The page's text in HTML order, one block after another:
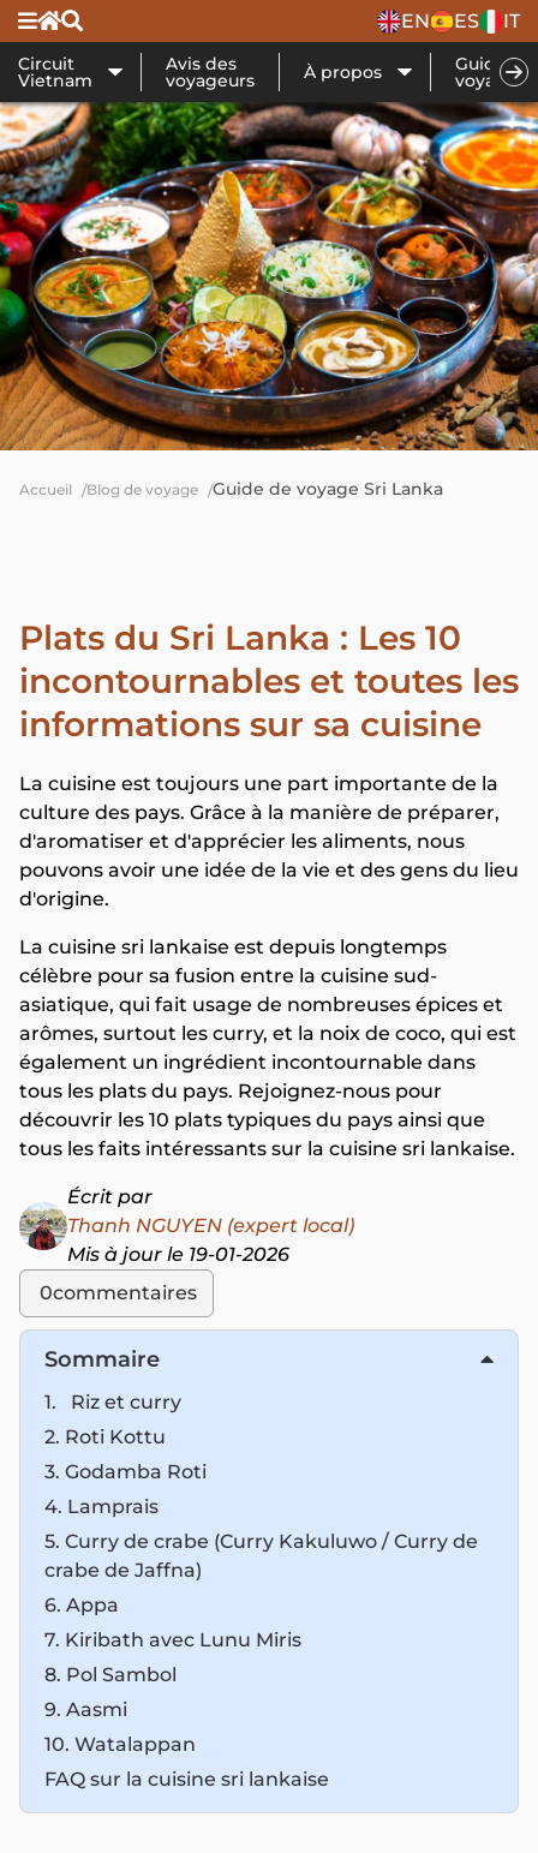
EN ES IT
Circuit
Vietnam
Avis des
voyageurs À propos Guide de
voyage
Accueil Blog de voyage Guide de voyage Sri Lanka
Plats du Sri Lanka : Les 10
incontournables et toutes les
informations sur sa cuisine
La cuisine est toujours une part importante de la
culture des pays. Grâce à la manière de préparer,
d'aromatiser et d'apprécier les aliments, nous
pouvons avoir une idée de la vie et des gens du lieu
d'origine.
La cuisine sri lankaise est depuis longtemps
célèbre pour sa fusion entre la cuisine sud-
asiatique, qui fait usage de nombreuses épices et
arômes, surtout les curry, et la noix de coco, qui est
également un ingrédient incontournable dans
tous les plats du pays. Rejoignez-nous pour
découvrir les 10 plats typiques du pays ainsi que
tous les faits intéressants sur la cuisine sri lankaise.
Écrit par
Thanh NGUYEN (expert local)
Mis à jour le 19-01-2026
0commentaires
Sommaire
1. Riz et curry
2. Roti Kottu
3. Godamba Roti
4. Lamprais
5. Curry de crabe (Curry Kakuluwo / Curry de
crabe de Jaffna)
6. Appa
7. Kiribath avec Lunu Miris
8. Pol Sambol
9. Aasmi
10. Watalappan
FAQ sur la cuisine sri lankaise